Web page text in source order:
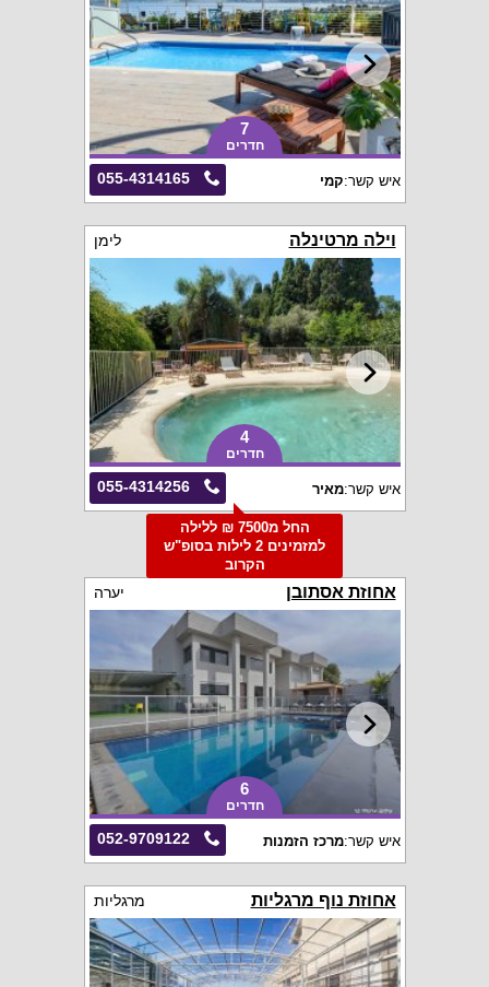
7
חדרים
055-4314165 איש קשר:קמי
וילה מרטינלה לימן
4
חדרים
055-4314256 איש קשר:מאיר
החל מ7500 ₪ ללילה
למזמינים 2 לילות בסופ"ש
הקרוב
אחוזת אסתובן יערה
6
חדרים
052-9709122 איש קשר:מרכז הזמנות
אחוזת נוף מרגליות מרגליות